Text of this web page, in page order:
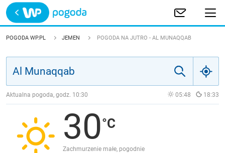
Trwa ładowanie
POLSKA
JAKOŚĆ POWIETRZA
POGODA WP.PL JEMEN POGODA NA JUTRO - AL MUNAQQAB
Aktualna pogoda, godz. 10:30 05:48 18:33
30
Zachmurzenie małe, pogodnie